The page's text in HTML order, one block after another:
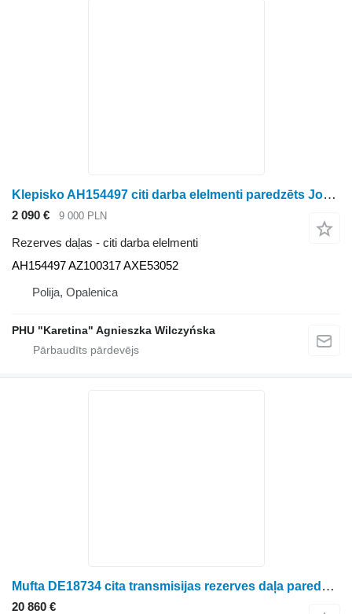
Klepisko AH154497 citi darba elelmenti paredzēts John Deere CTS 9540, 9540I, 9560, 9560I, 9580 graudu kombaina
2 090 € 9 000 PLN
Rezerves daļas - citi darba elelmenti
AH154497 AZ100317 AXE53052
Polija, Opalenica
PHU "Karetina" Agnieszka Wilczyńska
Mufta DE18734 cita transmisijas rezerves daļa paredzēts John Deere 9470 STS, 9560 STS graudu kombaina
20 860 €